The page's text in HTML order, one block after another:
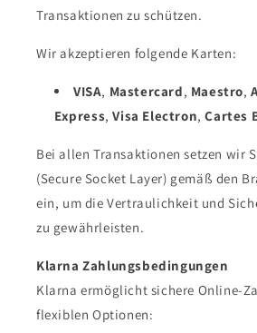
Transaktionen zu schützen.
Wir akzeptieren folgende Karten:
VISA, Mastercard, Maestro,
Express,Visa Electron,Cartes
Bei allen Transaktionen setzen wir
(Secure Socket Layer) gemäß den
ein, um die Vertraulichkeit und
zu gewährleisten.
Klarna Zahlungsbedingungen
Klarna ermöglicht sichere Online-
flexiblen Optionen: